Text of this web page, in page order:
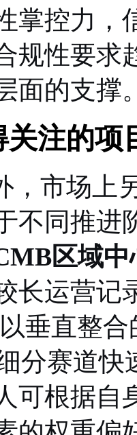
掌控力，
规性要求
面的支撑
关注的项
，市场上
不同推进
区域中
长运营记
以垂直整
分赛道
可根据自